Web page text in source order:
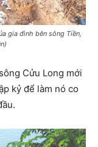
gia đình bên sông Tiền,
Cửu Long mới
kỷ để làm nó co